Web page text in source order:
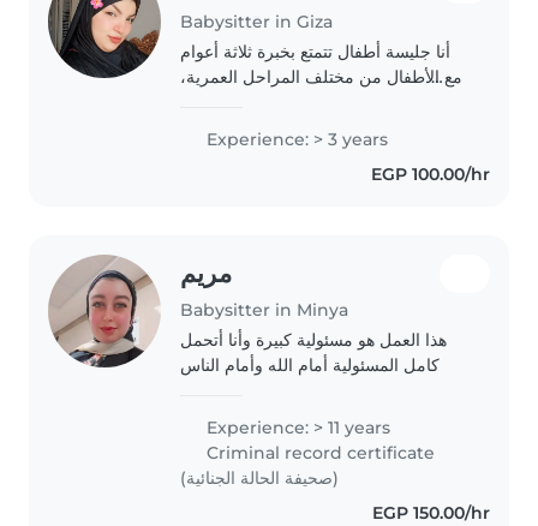
Babysitter in Giza
أنا جليسة أطفال تتمتع بخبرة ثلاثة أعوام
مع الأطفال من مختلف المراحل العمرية،
التوحد، والصمم. أحب القراءة..
Experience: > 3 years
EGP 100.00/hr
مريم
Babysitter in Minya
هذا العمل هو مسئولية كبيرة وأنا أتحمل
كامل المسئولية أمام الله وأمام الناس
Experience: > 11 years
Criminal record certificate
(صحيفة الحالة الجنائية)
EGP 150.00/hr